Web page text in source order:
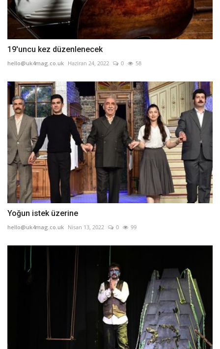
19'uncu kez düzenlenecek
hello@uk4mag.co.uk Haziran 24, 2022 0 58
Yoğun istek üzerine
hello@uk4mag.co.uk Nisan 13, 2022 0 99